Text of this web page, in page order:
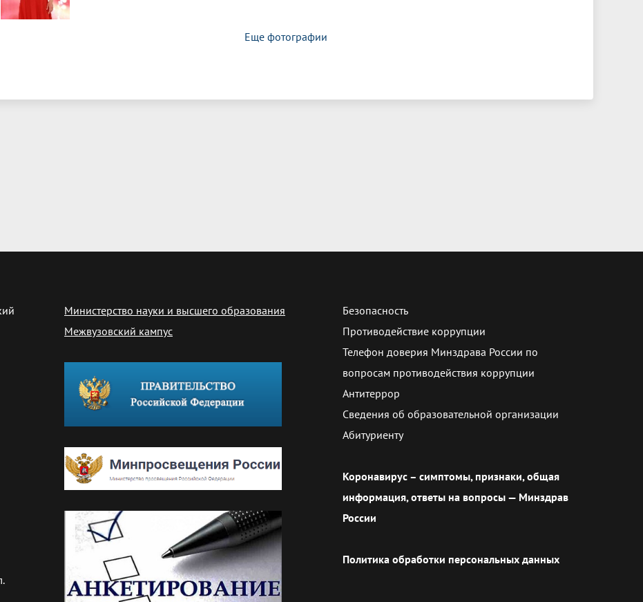
Еще фотографии
Министерство науки и высшего образования
Межвузовский кампус
Безопасность
Противодействие коррупции
Телефон доверия Минздрава России по
вопросам противодействия коррупции
Антитеррор
Сведения об образовательной организации
Абитуриенту
Коронавирус – симптомы, признаки, общая
информация, ответы на вопросы — Минздрав
России
Политика обработки персональных данных